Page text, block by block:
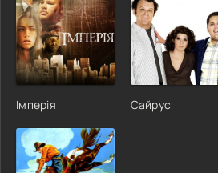
Імперія Сайрус